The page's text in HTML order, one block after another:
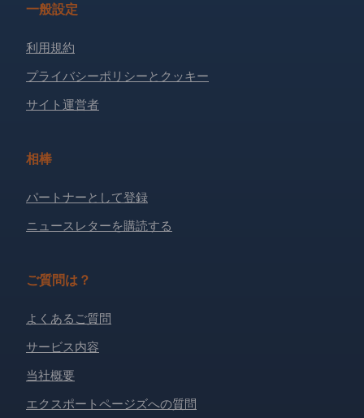
一般設定
利用規約
プライバシーポリシーとクッキー
サイト運営者
相棒
パートナーとして登録
ニュースレターを購読する
ご質問は？
よくあるご質問
サービス内容
当社概要
エクスポートページズへの質問